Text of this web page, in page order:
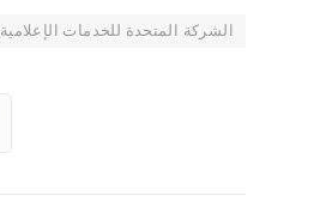
الشركة المتحدة للخدمات الإعلامية